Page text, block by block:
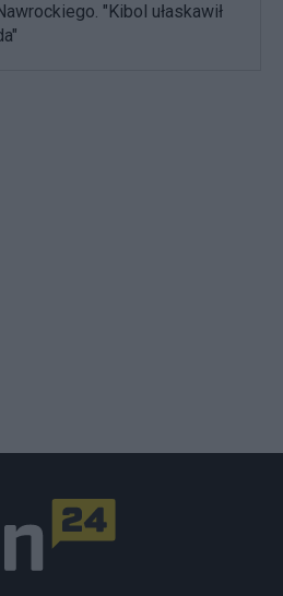
"Kibol ułaskawił